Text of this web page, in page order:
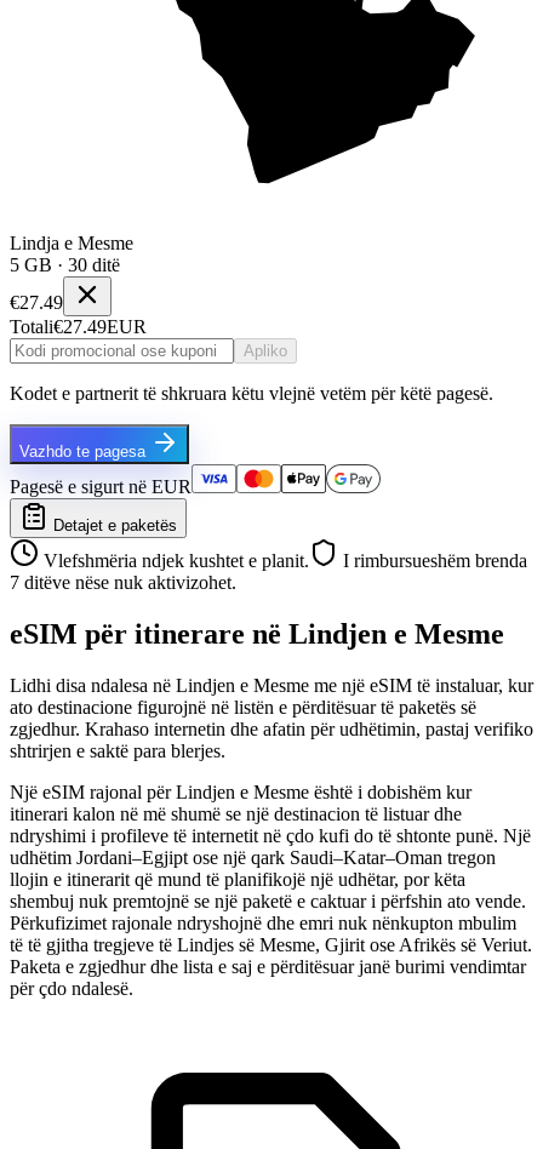
Lindja e Mesme
5 GB · 30 ditë
€27.49
Totali€27.49EUR
Apliko
Kodet e partnerit të shkruara këtu vlejnë vetëm për këtë pagesë.
Vazhdo te pagesa
Pagesë e sigurt në EUR
Detajet e paketës
Vlefshmëria ndjek kushtet e planit.
I rimbursueshëm brenda
7 ditëve nëse nuk aktivizohet.
eSIM për itinerare në Lindjen e Mesme
Lidhi disa ndalesa në Lindjen e Mesme me një eSIM të instaluar, kur
ato destinacione figurojnë në listën e përditësuar të paketës së
zgjedhur. Krahaso internetin dhe afatin për udhëtimin, pastaj verifiko
shtrirjen e saktë para blerjes.
Një eSIM rajonal për Lindjen e Mesme është i dobishëm kur
itinerari kalon në më shumë se një destinacion të listuar dhe
ndryshimi i profileve të internetit në çdo kufi do të shtonte punë. Një
udhëtim Jordani–Egjipt ose një qark Saudi–Katar–Oman tregon
llojin e itinerarit që mund të planifikojë një udhëtar, por këta
shembuj nuk premtojnë se një paketë e caktuar i përfshin ato vende.
Përkufizimet rajonale ndryshojnë dhe emri nuk nënkupton mbulim
të të gjitha tregjeve të Lindjes së Mesme, Gjirit ose Afrikës së Veriut.
Paketa e zgjedhur dhe lista e saj e përditësuar janë burimi vendimtar
për çdo ndalesë.